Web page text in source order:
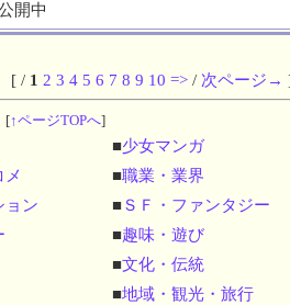
開中
[ / 1 2 3 4 5 6 7 8 9 10 => / 次ページ→
[↑ページTOPへ]
■少女マンガ
■職業・業界
ョン ■ＳＦ・ファンタジー
■趣味・遊び
■文化・伝統
■地域・観光・旅行